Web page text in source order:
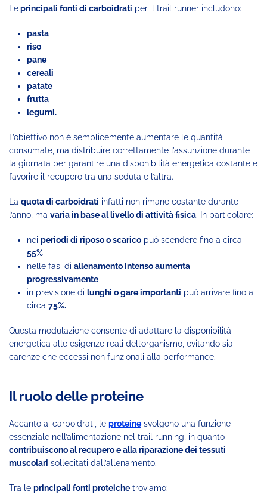
Leprincipali fonti di carboidrati per il trail runner includono:
pasta
riso
pane
cereali
patate
frutta
legumi.
L’obiettivo non è semplicemente aumentare le quantità
consumate, ma distribuire correttamente l’assunzione durante
la giornata per garantire una disponibilità energetica costante e
favorire il recupero tra una seduta e l’altra.
La quota di carboidrati infatti non rimane costante durante
l’anno, ma varia in base al livello di attività fisica. In particolare:
nei periodi di riposo o scarico può scendere fino a circa
55%
nelle fasi di allenamento intenso aumenta
progressivamente
in previsione di lunghi o gare importanti può arrivare fino a
circa 75%.
Questa modulazione consente di adattare la disponibilità
energetica alle esigenze reali dell’organismo, evitando sia
carenze che eccessi non funzionali alla performance.
Il ruolo delle proteine
Accanto ai carboidrati, le proteine svolgono una funzione
essenziale nell’alimentazione nel trail running, in quanto
contribuiscono al recupero e alla riparazione dei tessuti
muscolari sollecitati dall’allenamento.
Tra le principali fonti proteiche troviamo: